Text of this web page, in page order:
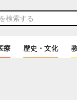
療 歴史・文化